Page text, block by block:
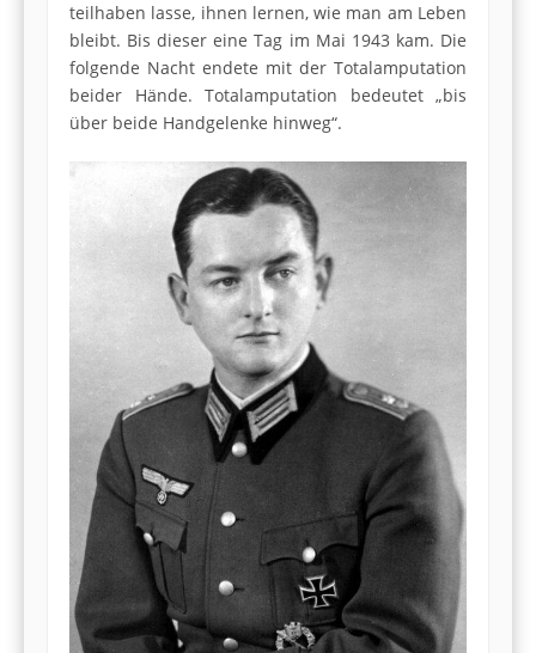
teilhaben lasse, ihnen lernen, wie man am Leben
bleibt. Bis dieser eine Tag im Mai 1943 kam. Die
folgende Nacht endete mit der Totalamputation
beider Hände. Totalamputation bedeutet „bis
über beide Handgelenke hinweg“.